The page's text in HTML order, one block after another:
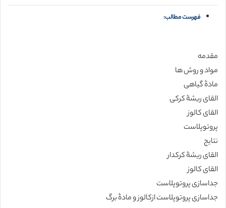
فهرست مطالب:
مقدمه
مواد و روش ها
مادۀ گیاهی
القای ریشۀ کرکی
القای کالوز
پروتوپلاست
نتایج
القای ریشۀ کرکدار
القای کالوز
جداسازی پروتوپلاست
جداسازی پروتوپلاست ازکالوز و مادۀ برگ